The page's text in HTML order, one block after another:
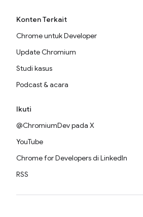
Konten Terkait
Chrome untuk Developer
Update Chromium
Studi kasus
Podcast & acara
Ikuti
@ChromiumDev pada X
YouTube
Chrome for Developers di LinkedIn
RSS